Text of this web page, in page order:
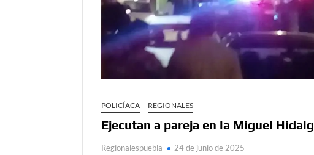
POLICÍACA REGIONALES
Ejecutan a pareja en la Miguel
Regionalespuebla 24 de junio de 2025